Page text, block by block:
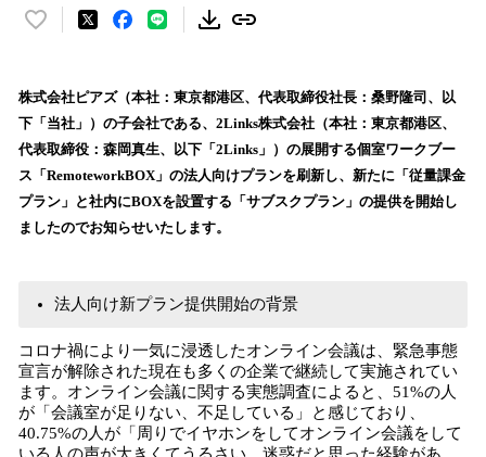
い
！
数
を
読
込
み
す
株式会社ピアズ（本社：東京都港区、代表取締役社長：桑野隆司、以
下「当社」）の子会社である、2Links株式会社（本社：東京都港区、
代表取締役：森岡真生、以下「2Links」）の展開する個室ワークブー
ス「RemoteworkBOX」の法人向けプランを刷新し、新たに「従量課金
プラン」と社内にBOXを設置する「サブスクプラン」の提供を開始し
ましたのでお知らせいたします。
法人向け新プラン提供開始の背景
コロナ禍により一気に浸透したオンライン会議は、緊急事態
宣言が解除された現在も多くの企業で継続して実施されてい
ます。オンライン会議に関する実態調査によると、51%の人
が「会議室が足りない、不足している」と感じており、
40.75%の人が「周りでイヤホンをしてオンライン会議をして